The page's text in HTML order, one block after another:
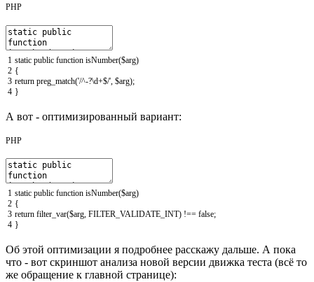
PHP
1
2
3
4
static public function isNumber($arg)
{
return preg_match('/^-?\d+$/' $arg);
}
А вот - оптимизированный вариант:
PHP
1
2
3
4
static public function isNumber($arg)
{
return filter_var($arg, FILTER_VALIDATE_INT) !== false;
}
Об этой оптимизации я подробнее расскажу дальше. А пока
что - вот скриншот анализа новой версии движка теста (всё то
же обращение к главной странице):